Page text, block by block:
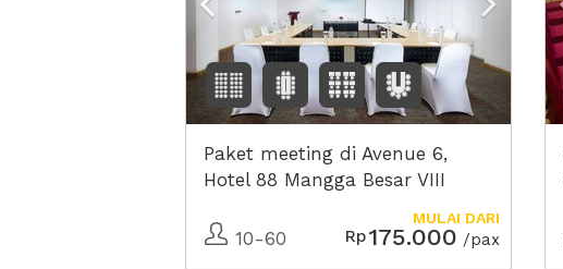
Paket meeting di Avenue 6,
Hotel 88 Mangga Besar VIII
10-60 Rp175.000 /pax
MULAI DARI